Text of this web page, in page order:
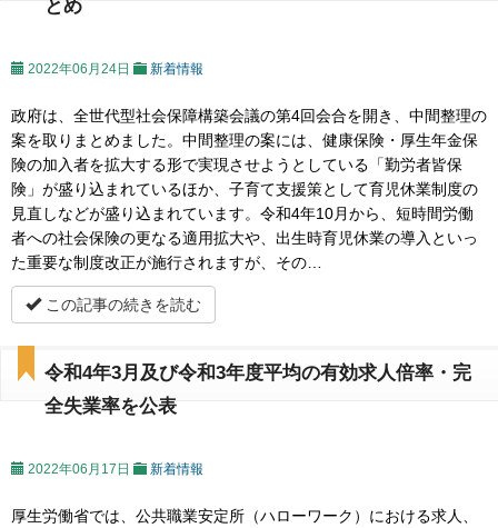
とめ
2022年06月24日 新着情報
政府は、全世代型社会保障構築会議の第4回会合を開き、中間整理の
案を取りまとめました。中間整理の案には、健康保険・厚生年金保
険の加入者を拡大する形で実現させようとしている「勤労者皆保
険」が盛り込まれているほか、子育て支援策として育児休業制度の
見直しなどが盛り込まれています。令和4年10月から、短時間労働
者への社会保険の更なる適用拡大や、出生時育児休業の導入といっ
た重要な制度改正が施行されますが、その…
この記事の続きを読む
令和4年3月及び令和3年度平均の有効求人倍率・完
全失業率を公表
2022年06月17日 新着情報
厚生労働省では、公共職業安定所（ハローワーク）における求人、